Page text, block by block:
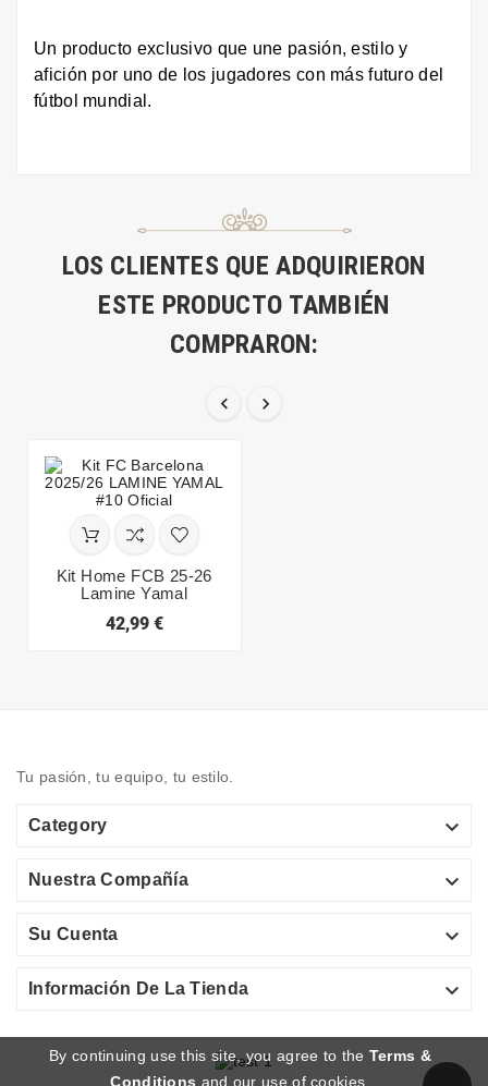
By continuing use this site, you agree to the Terms &
Conditions and our use of cookies.
Un producto exclusivo que une pasión, estilo y
afición por uno de los jugadores con más futuro del
fútbol mundial.
LOS CLIENTES QUE ADQUIRIERON
ESTE PRODUCTO TAMBIÉN
COMPRARON:
 
Kit Home FCB 25-26
Lamine Yamal
42,99 €
Tu pasión, tu equipo, tu estilo.
Category 
Nuestra Compañía 
Su Cuenta 
Información De La Tienda 